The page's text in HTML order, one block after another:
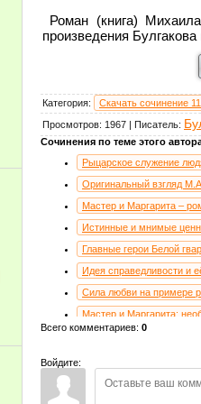
Роман (книга)
произведения
Категория: Скачать сочинение
Просмотров: 1967 Писатель:
Сочинения по теме этого
Рыцарское служение
Оригинальный взгляд
Мастер и Маргарита –
Истинные и мнимые
Главные герои Белой
Идея справедливости и
Сила любви на примере
Мастер и Маргарита:
Образ Швондера и его
Образ Воланда в романе
Всего комментариев: 0
Войдите: